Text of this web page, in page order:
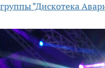
группы "Дискотека